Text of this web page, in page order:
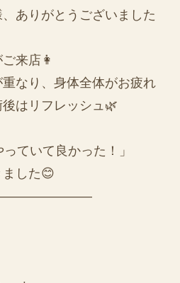
ありがとうございました
来店👩
なり、身体全体がお疲れ
はリフレッシュ🌿
ていて良かった！」
ました😊